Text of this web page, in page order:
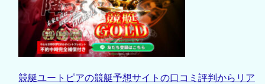
競艇ユートピアの競艇予想サイトの口コミ評判からリア